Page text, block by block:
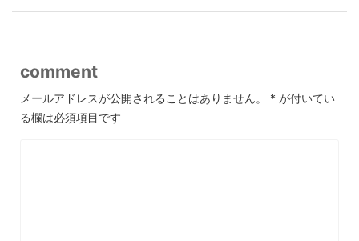
comment
メールアドレスが公開されることはありません。 * が付いてい
る欄は必須項目です